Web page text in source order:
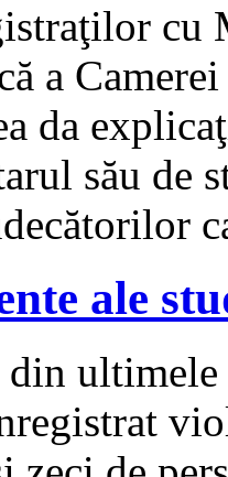
cu
a
da
său de
ale
ultimele